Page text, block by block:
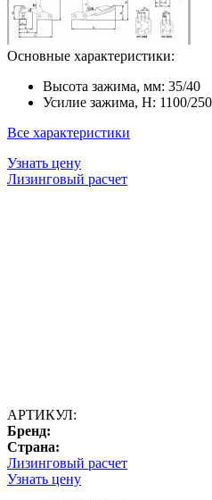
Основные характеристики:
Высота зажима, мм: 35/40
Усилие зажима, H: 1100/
Все характеристики
Узнать цену
Лизинговый расчет
АРТИКУЛ:
Бренд:
Страна:
Лизинговый расчет
Узнать цену